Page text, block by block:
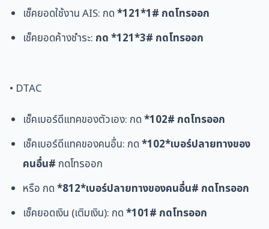
เช็คยอดใช้งาน AIS: กด*121*1# กดโทรออก
เช็คยอดค้างชำระ: กด *121*3# กดโทรออก
• DTAC
เช็คเบอร์ดีแทคของตัวเอง: กด*102# กดโทรออก
เช็คเบอร์ดีแทคของคนอื่น: กด*102*เบอร์ปลายทางของ
คนอื่น# กดโทรออก
หรือ กด*812*เบอร์ปลายทางของคนอื่น# กดโทรออก
เช็คยอดเงิน (เติมเงิน): กด*101# กดโทรออก